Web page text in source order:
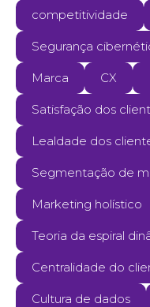
competitividade
Segurança
Marca CX
Satisfação dos
Lealdade dos
Segmentação de
Marketing holístico
Teoria da espiral
Centralidade do
Cultura de dados